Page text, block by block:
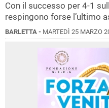
Con il successo per 4-1
respingono forse l’ultimo
BARLETTA - MARTEDÌ 25 MARZO